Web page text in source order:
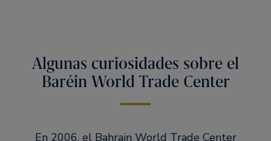
Algunas curiosidades sobre el
Baréin World Trade Center
En 2006, el Bahrain World Trade Center